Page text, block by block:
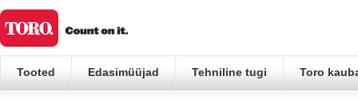
Tooted Edasimüüjad Tehniline tugi Toro